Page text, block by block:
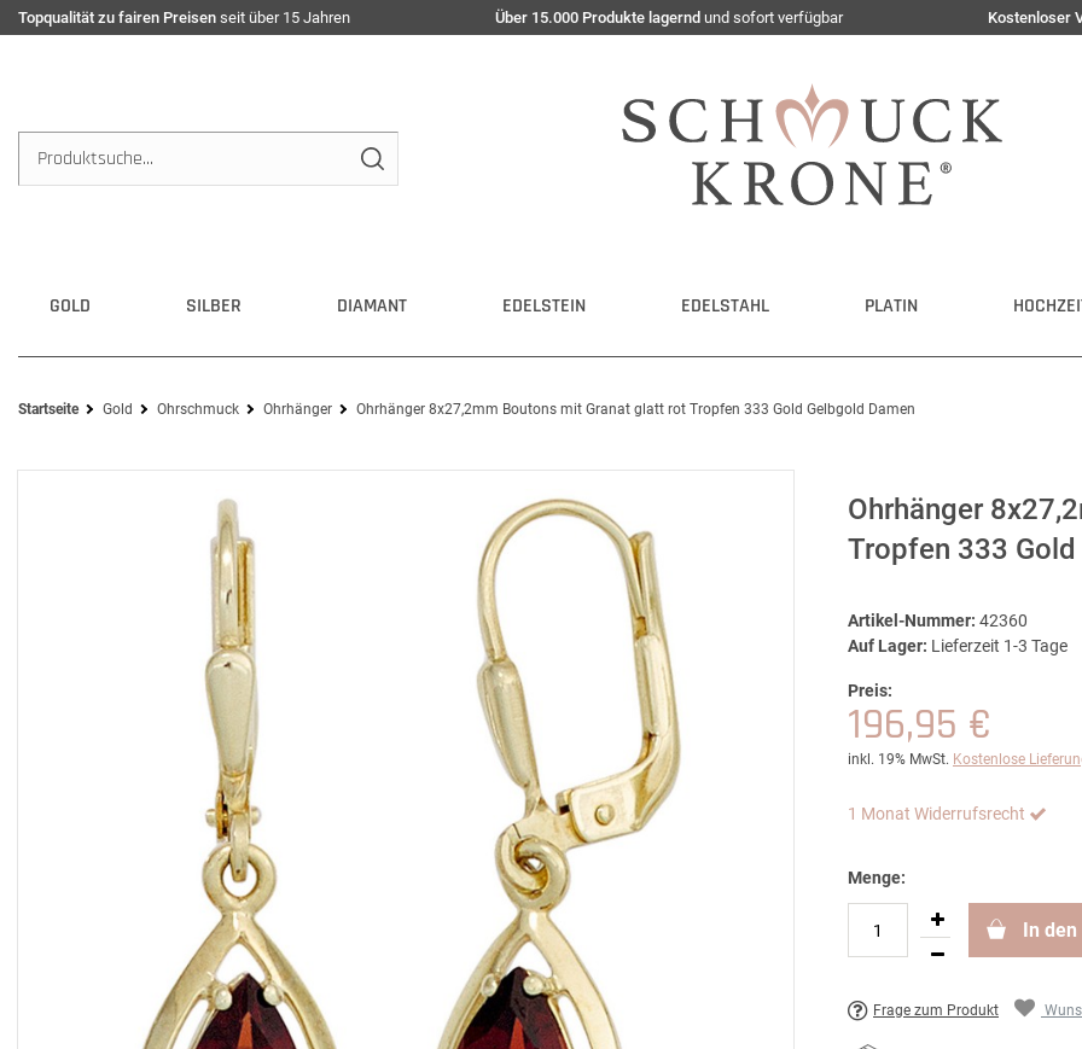
Topqualität zu fairen Preisen seit über 15 Jahren Über 15.000 Produkte lagernd und sofort verfügbar Kostenloser
GOLD SILBER DIAMANT EDELSTEIN EDELSTAHL PLATIN
Startseite Gold Ohrschmuck Ohrhänger Ohrhänger 8x27,2mm Boutons mit Granat glatt rot Tropfen 333 Gold Gelbgold Damen
Ohrhänger
Tropfen 333
Artikel-Nummer: 42360
Auf Lager: Lieferzeit 1-3 Tage
Preis:
196,95 €
inkl. 19% MwSt. Kostenlose
1 Monat Widerrufsrecht
Menge:
In
Frage zum Produkt